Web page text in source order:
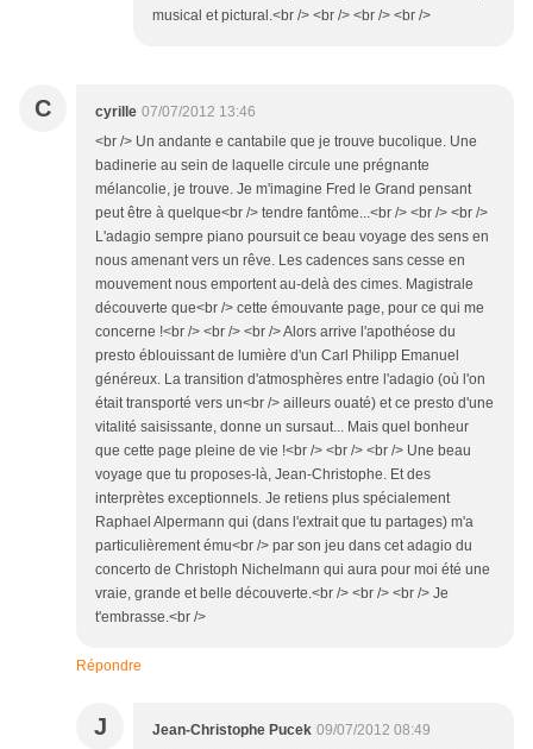
musical et pictural.<br /> <br /> <br /> <br />
C cyrille 07/07/2012 13:46
<br /> Un andante e cantabile que je trouve bucolique. Une
badinerie au sein de laquelle circule une prégnante
mélancolie, je trouve. Je m'imagine Fred le Grand pensant
peut être à quelque<br /> tendre fantôme...<br /> <br /> <br />
L'adagio sempre piano poursuit ce beau voyage des sens en
nous amenant vers un rêve. Les cadences sans cesse en
mouvement nous emportent au-delà des cimes. Magistrale
découverte que<br /> cette émouvante page, pour ce qui me
concerne !<br /> <br /> <br /> Alors arrive l'apothéose du
presto éblouissant de lumière d'un Carl Philipp Emanuel
généreux. La transition d'atmosphères entre l'adagio (où l'on
était transporté vers un<br /> ailleurs ouaté) et ce presto d'une
vitalité saisissante, donne un sursaut... Mais quel bonheur
que cette page pleine de vie !<br /> <br /> <br /> Une beau
voyage que tu proposes-là, Jean-Christophe. Et des
interprètes exceptionnels. Je retiens plus spécialement
Raphael Alpermann qui (dans l'extrait que tu partages) m'a
particulièrement ému<br /> par son jeu dans cet adagio du
concerto de Christoph Nichelmann qui aura pour moi été une
vraie, grande et belle découverte.<br /> <br /> <br /> Je
t'embrasse.<br />
Répondre
J Jean-Christophe Pucek 09/07/2012 08:49